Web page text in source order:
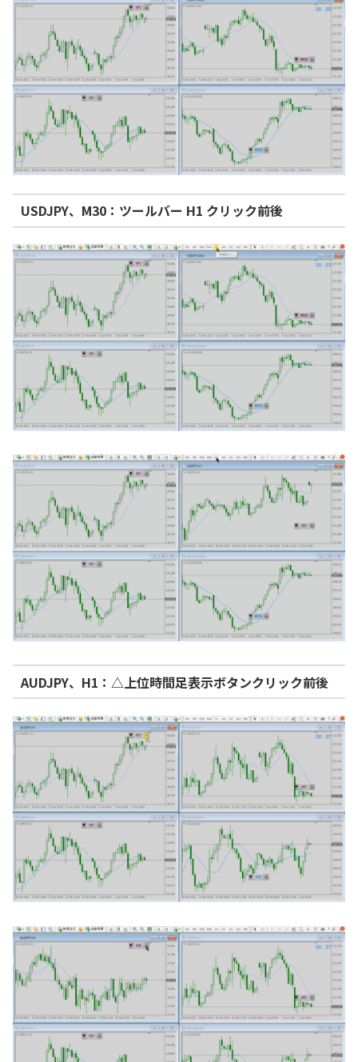
USDJPY、M30：ツールバー H1 クリック前後
AUDJPY、H1：△上位時間足表示ボタンクリック前後